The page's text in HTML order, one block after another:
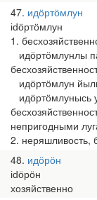
47 идӧртӧмлун
іԁӧртӧмлун
1.
идӧртӧмлунлы
идӧртӧмлун
идӧртӧмлунысь
непригодными
2. неряшливость,
48 идӧрӧн
іԁӧрӧн
хозяйственно